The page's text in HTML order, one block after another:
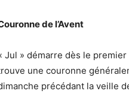
de l’Avent
Jul » démarre dès le premier
une couronne
précédant la veille